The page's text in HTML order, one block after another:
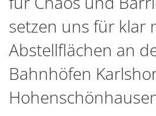
setzen uns für klar
Abstellflächen an
Bahnhöfen